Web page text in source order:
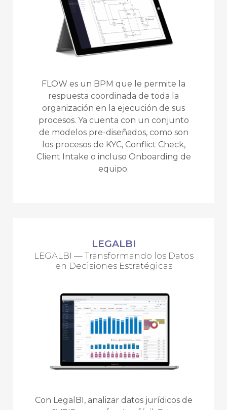
FLOW es un BPM que le permite la
respuesta coordinada de toda la
organización en la ejecución de sus
procesos. Ya cuenta con un conjunto
de modelos pre-diseñados, como son
los procesos de KYC, Conflict Check,
Client Intake o incluso Onboarding de
equipo.
LEGALBI
LEGALBI — Transformando los Datos
en Decisiones Estratégicas
Con LegalBI, analizar datos jurídicos de